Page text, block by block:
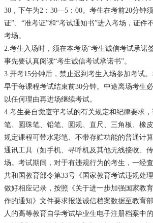
30，下午为2：30—5：00。考生在考前20分钟
证”、“准考证”和“考试通知书”进入考场，证件
考场。
2.考生入场时，须在本考场“考生诚信考试承诺
事先要认真阅读“考生诚信考试承诺书”。
3.开考15分钟后，禁止迟到考生入场参加考试
早于每课程考试结束前30分钟。中途离场考生
以任何理由再进场继续考试。
4.考生要自觉遵守考试的有关规定和纪律要求
笔、圆珠笔、铅笔、圆规、直尺、三角板、橡
规定课程可带水彩笔、不带存贮功能的普通计
通讯工具（如手机、寻呼机及其他无线接收、
场。考试期间，对于有违规行为的考生，一经
共和国教育部令第33号《国家教育考试违规处
做好相应记录，按照《关于进一步加强国家教
作的通知》文件要求报送诚信档案数据至教育
人的高等教育自学考试毕业生电子注册档案中